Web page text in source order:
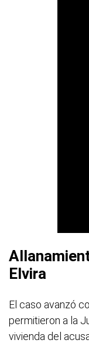
Elvira
El caso avanzó
permitieron a la
vivienda del